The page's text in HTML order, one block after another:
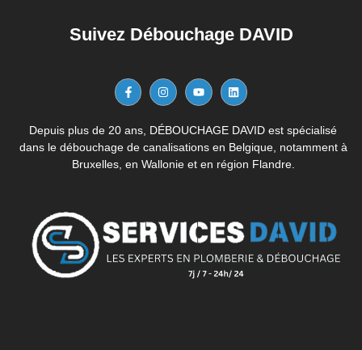
Suivez Débouchage DAVID
Depuis plus de 20 ans, DÉBOUCHAGE DAVID est spécialisé
dans le débouchage de canalisations en Belgique, notamment à
Bruxelles, en Wallonie et en région Flandre.